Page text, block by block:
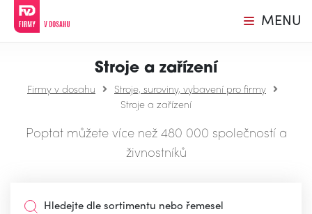
MENU
Stroje a zařízení
Firmy v dosahu
Stroje, suroviny, vybavení pro firmy
Stroje a zařízení
Poptat můžete více než 480 000 společností a
živnostníků
Hledejte dle sortimentu nebo řemesel